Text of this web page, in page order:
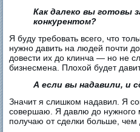
Как далеко вы готовы
конкурентом?
Я буду требовать всего, что
нужно давить на людей почти
довести их до клинча — но не
бизнесмена. Плохой будет
А если вы надавили, и
Значит я слишком надавил. Я
совершаю. Я давлю до нужного
получаю от сделки больше, чем